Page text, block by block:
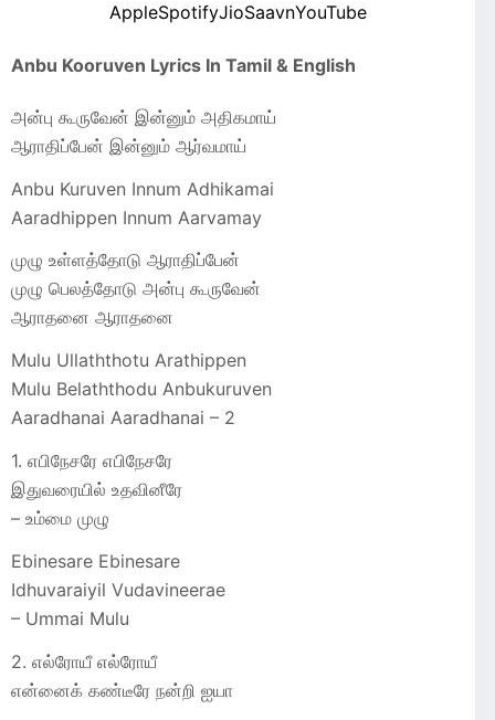
AppleSpotifyJioSaavnYouTube
Anbu Kooruven Lyrics In Tamil & English
அன்பு கூருவேன் இன்னும் அதிகமாய்
ஆராதிப்பேன் இன்னும் ஆர்வமாய்
Anbu Kuruven Innum Adhikamai
Aaradhippen Innum Aarvamay
முழு உள்ளத்தோடு ஆராதிப்பேன்
முழு பெலத்தோடு அன்பு கூருவேன்
ஆராதனை ஆராதனை
Mulu Ullaththotu Arathippen
Mulu Belaththodu Anbukuruven
Aaradhanai Aaradhanai – 2
1. எபிநேசரே எபிநேசரே
இதுவரையில் உதவினீரே
– உம்மை முழு
Ebinesare Ebinesare
Idhuvaraiyil Vudavineerae
– Ummai Mulu
2. எல்ரோயீ எல்ரோயீ
என்னைக் கண்டீரே நன்றி ஐயா